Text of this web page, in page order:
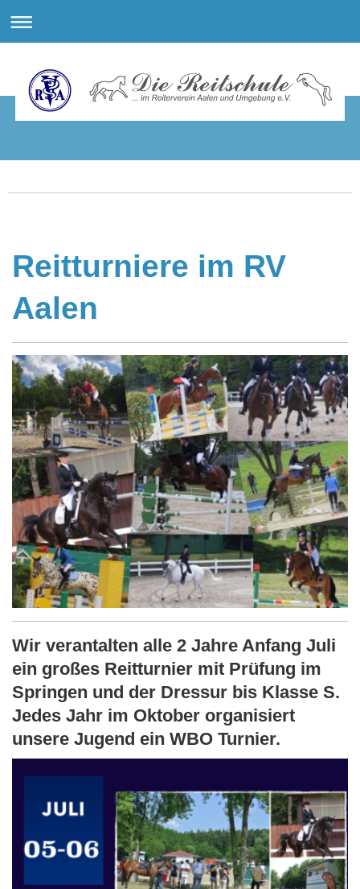
Reitturniere im RV
Aalen
Wir verantalten alle 2 Jahre Anfang Juli
ein großes Reitturnier mit Prüfung im
Springen und der Dressur bis Klasse S.
Jedes Jahr im Oktober organisiert
unsere Jugend ein WBO Turnier.